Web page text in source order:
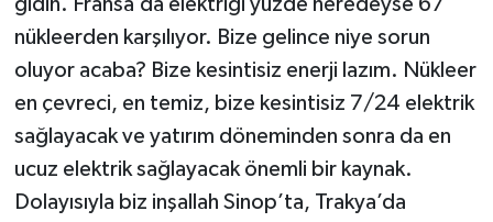
nükleerden karşılıyor. Bize gelince niye sorun
oluyor acaba? Bize kesintisiz enerji lazım. Nükleer
en çevreci, en temiz, bize kesintisiz 7/24 elektrik
sağlayacak ve yatırım döneminden sonra da en
ucuz elektrik sağlayacak önemli bir kaynak.
Dolayısıyla biz inşallah Sinop’ta, Trakya’da